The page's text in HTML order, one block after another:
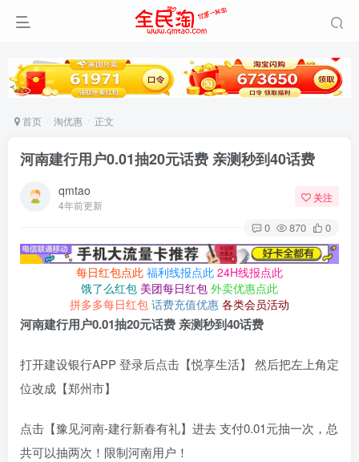
首页 淘优惠 正文
河南建行用户0.01抽20元话费 亲测秒到40话费
qmtao
4年前更新
关注
0 870 0
每日红包点此 福利线报点此 24H线报点此
饿了么红包 美团每日红包 外卖优惠点此
拼多多每日红包 话费充值优惠 各类会员活动
河南建行用户0.01抽20元话费 亲测秒到40话费
打开建设银行APP 登录后点击【悦享生活】 然后把左上角定
位改成【郑州市】
点击【豫见河南-建行新春有礼】进去 支付0.01元抽一次，总
共可以抽两次！限制河南用户！